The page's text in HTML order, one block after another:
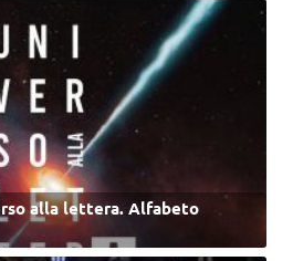
alla lettera. Alfabeto